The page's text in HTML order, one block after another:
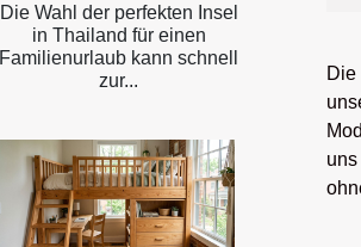
Die Wahl der perfekten Insel
in Thailand für einen
Familienurlaub kann schnell
zur...